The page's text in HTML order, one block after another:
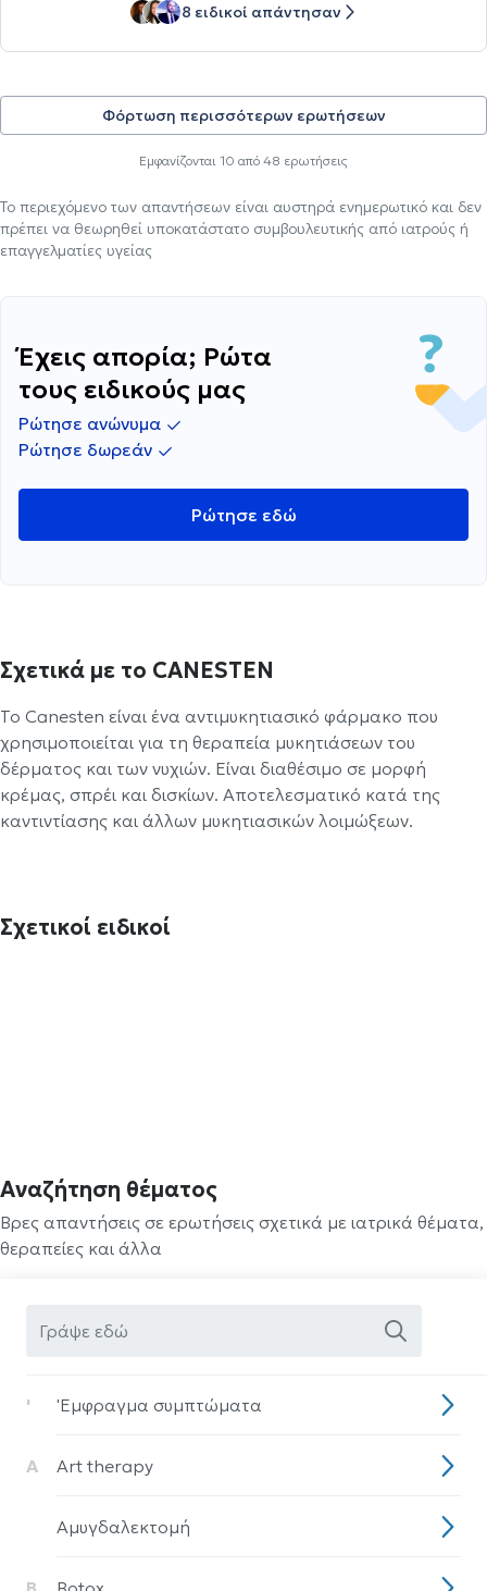
8 ειδικοί απάντησαν
Φόρτωση περισσότερων ερωτήσεων
Εμφανίζονται 10 από 48 ερωτήσεις
Το περιεχόμενο των απαντήσεων είναι αυστηρά ενημερωτικό και δεν
πρέπει να θεωρηθεί υποκατάστατο συμβουλευτικής από ιατρούς ή
επαγγελματίες υγείας
Έχεις απορία; Ρώτα
τους ειδικούς μας
Ρώτησε ανώνυμα
Ρώτησε δωρεάν
Ρώτησε εδώ
Σχετικά με το CANESTEN
Το Canesten είναι ένα αντιμυκητιασικό φάρμακο που
χρησιμοποιείται για τη θεραπεία μυκητιάσεων του
δέρματος και των νυχιών. Είναι διαθέσιμο σε μορφή
κρέμας, σπρέι και δισκίων. Αποτελεσματικό κατά της
καντιντίασης και άλλων μυκητιασικών λοιμώξεων.
Σχετικοί ειδικοί
Αναζήτηση θέματος
Βρες απαντήσεις σε ερωτήσεις σχετικά με ιατρικά θέματα,
θεραπείες και άλλα
' 'Eμφραγμα συμπτώματα
A Art therapy
Aμυγδαλεκτομή